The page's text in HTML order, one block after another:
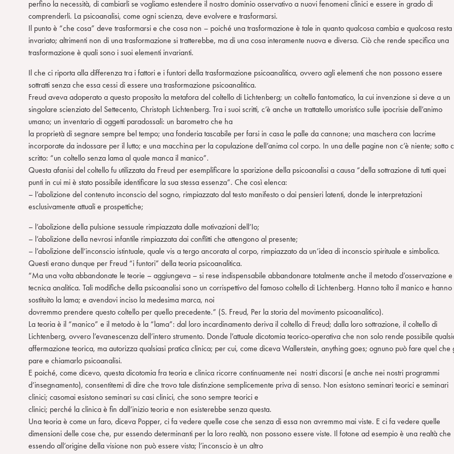
n
perfino la necessità, di cambiarli se vogliamo estendere il nostro dominio osservativo a nuovi fenomeni clinici e essere in grado di
comprenderli. La psicoanalisi, come ogni scienza, deve evolvere e trasformarsi.
Il punto è “che cosa” deve trasformarsi e che cosa non – poiché una trasformazione è tale in quanto qualcosa cambia e qualcosa resta
invariato; altrimenti non di una trasformazione si tratterebbe, ma di una cosa interamente nuova e diversa. Ciò che rende specifica una
trasformazione è quali sono i suoi elementi invarianti.
Il che ci riporta alla differenza tra i fattori e i funtori della trasformazione psicoanalitica, ovvero agli elementi che non possono essere
sottratti senza che essa cessi di essere una trasformazione psicoanalitica.
Freud aveva adoperato a questo proposito la metafora del coltello di Lichtenberg; un coltello fantomatico, la cui invenzione si deve a un
singolare scienziato del Settecento, Christoph Lichtenberg. Tra i suoi scritti, c’è anche un trattatello umoristico sulle ipocrisie dell’animo
umano; un inventario di oggetti paradossali: un barometro che ha
la proprietà di segnare sempre bel tempo; una fonderia tascabile per farsi in casa le palle da cannone; una maschera con lacrime
incorporate da indossare per il lutto; e una macchina per la copulazione dell’anima col corpo. In una delle pagine non c’è niente; sotto
scritto: “un coltello senza lama al quale manca il manico”.
Questa afanisi del coltello fu utilizzata da Freud per esemplificare la sparizione della psicoanalisi a causa “della sottrazione di tutti quei
punti in cui mi è stato possibile identificare la sua stessa essenza”. Che così elenca:
– l’abolizione del contenuto inconscio del sogno, rimpiazzato dal testo manifesto o dai pensieri latenti, donde le interpretazioni
esclusivamente attuali e prospettiche;
– l’abolizione della pulsione sessuale rimpiazzata dalle motivazioni dell’Io;
– l’abolizione della nevrosi infantile rimpiazzata dai conflitti che attengono al presente;
– l’abolizione dell’inconscio istintuale, quale vis a tergo ancorata al corpo, rimpiazzato da un’idea di inconscio spirituale e simbolica.
Questi erano dunque per Freud “i funtori” della teoria psicoanalitica.
“Ma una volta abbandonate le teorie – aggiungeva – si rese indispensabile abbandonare totalmente anche il metodo d’osservazione
tecnica analitica. Tali modifiche della psicoanalisi sono un corrispettivo del famoso coltello di Lichtenberg. Hanno tolto il manico e hanno
sostituito la lama; e avendovi inciso la medesima marca, noi
dovremmo prendere questo coltello per quello precedente.” (S. Freud, Per la storia del movimento psicoanalitico).
La teoria è il “manico” e il metodo è la “lama”: dal loro incardinamento deriva il coltello di Freud; dalla loro sottrazione, il coltello di
Lichtenberg, ovvero l’evanescenza dell’intero strumento. Donde l’attuale dicotomia teorico-operativa che non solo rende possibile
affermazione teorica, ma autorizza qualsiasi pratica clinica; per cui, come diceva Wallerstein, anything goes; ognuno può fare quel che
pare e chiamarlo psicoanalisi.
E poiché, come dicevo, questa dicotomia fra teoria e clinica ricorre continuamente nei nostri discorsi (e anche nei nostri programmi
d’insegnamento), consentitemi di dire che trovo tale distinzione semplicemente priva di senso. Non esistono seminari teorici e seminari
clinici; casomai esistono seminari su casi clinici, che sono sempre teorici e
clinici; perché la clinica è fin dall’inizio teoria e non esisterebbe senza questa.
Una teoria è come un faro, diceva Popper, ci fa vedere quelle cose che senza di essa non avremmo mai viste. E ci fa vedere quelle
dimensioni delle cose che, pur essendo determinanti per la loro realtà, non possono essere viste. Il fotone ad esempio è una realtà che
essendo all’origine della visione non può essere vista; l’inconscio è un altro